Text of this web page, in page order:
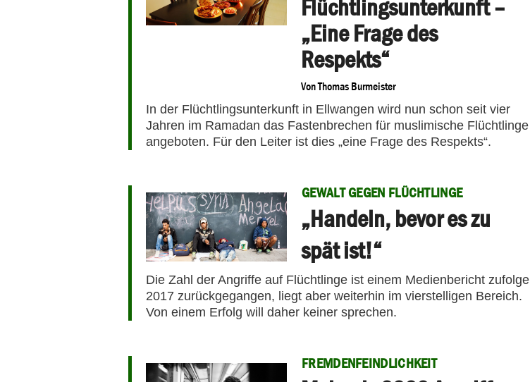
Flüchtlingsunterkunft –
„Eine Frage des
Respekts“
VonThomas Burmeister
In der Flüchtlingsunterkunft in Ellwangen wird nun schon seit vier
Jahren im Ramadan das Fastenbrechen für muslimische Flüchtlinge
angeboten. Für den Leiter ist dies „eine Frage des Respekts“.
GEWALT GEGEN FLÜCHTLINGE
„Handeln, bevor es zu
spät ist!“
Die Zahl der Angriffe auf Flüchtlinge ist einem Medienbericht zufolge
2017 zurückgegangen, liegt aber weiterhin im vierstelligen Bereich.
Von einem Erfolg will daher keiner sprechen.
FREMDENFEINDLICHKEIT